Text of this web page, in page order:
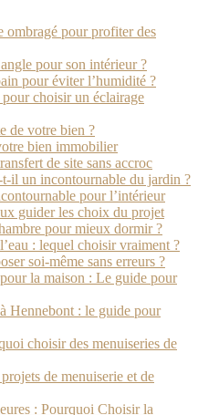
ombragé pour profiter des
pour son intérieur ?
pour éviter l’humidité ?
choisir un éclairage
de votre bien ?
bien immobilier
de site sans accroc
il un incontournable du jardin ?
pour l’intérieur
guider les choix du projet
pour mieux dormir ?
: lequel choisir vraiment ?
soi-même sans erreurs ?
la maison : Le guide pour
Hennebont : le guide pour
choisir des menuiseries de
de menuiserie et de
: Pourquoi Choisir la